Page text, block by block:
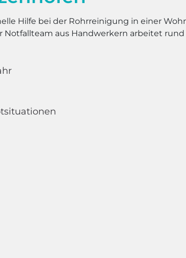
Hilfe bei der Rohrreinigung in einer
Notfallteam aus Handwerkern arbeitet